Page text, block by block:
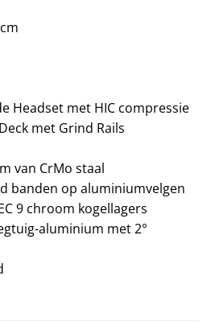
Headset met HIC compressie
met Grind Rails
van CrMo staal
banden op aluminiumvelgen
9 chroom kogellagers
aluminium met 2°